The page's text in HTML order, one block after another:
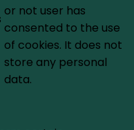
or not user has
consented to the use
of cookies. It does not
store any personal
data.